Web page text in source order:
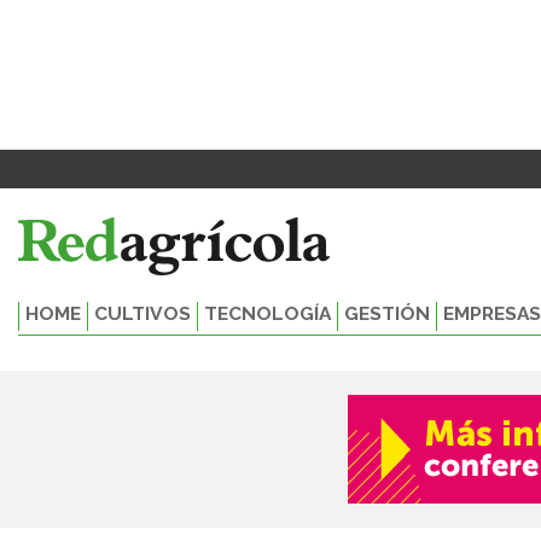
HOME CULTIVOS TECNOLOGÍA GESTIÓN EMPRESAS